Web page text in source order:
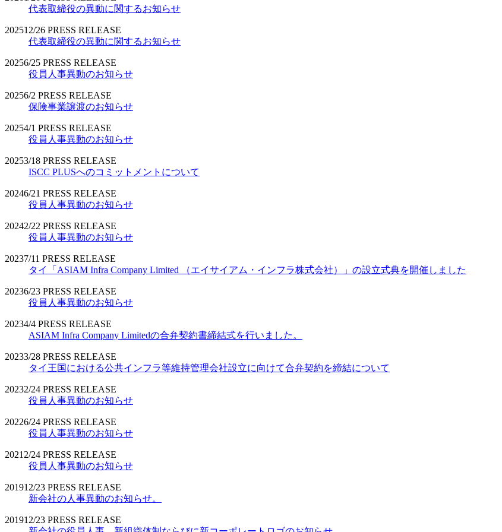
代表取締役の異動に関するお知らせ
202512/26 PRESS RELEASE
代表取締役の異動に関するお知らせ
20256/25 PRESS RELEASE
役員人事異動のお知らせ
20256/2 PRESS RELEASE
保険事業譲渡のお知らせ
20254/1 PRESS RELEASE
役員人事異動のお知らせ
20253/18 PRESS RELEASE
ISCC PLUSへのコミットメントについて
20246/21 PRESS RELEASE
役員人事異動のお知らせ
20242/22 PRESS RELEASE
役員人事異動のお知らせ
20237/11 PRESS RELEASE
タイ「ASIAM Infra Company Limited （エイサイアム・インフラ株式会社）」の設立式典を開催しました
20236/23 PRESS RELEASE
役員人事異動のお知らせ
20234/4 PRESS RELEASE
ASIAM Infra Company Limitedの合弁契約書締結式を行いました。
20233/28 PRESS RELEASE
タイ王国における公共インフラ等維持管理会社設立に向けて合弁契約を締結について
20232/24 PRESS RELEASE
役員人事異動のお知らせ
20226/24 PRESS RELEASE
役員人事異動のお知らせ
2021 2/24 PRESS RELEASE
役員人事異動のお知らせ
201912/23 PRESS RELEASE
新会社の人事異動のお知らせ。
201912/23 PRESS RELEASE